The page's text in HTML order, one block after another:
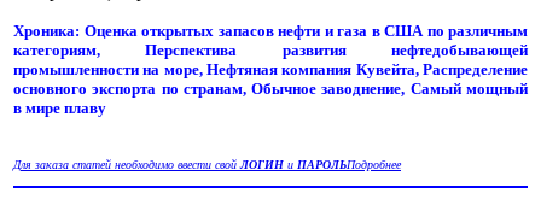
Хроника: Оценка открытых запасов нефти и газа в США по различным
категориям, Перспектива развития нефтедобывающей
промышленности на море, Нефтяная компания Кувейта, Распределение
основного экспорта по странам, Обычное заводнение, Самый мощный
в мире плаву
Для заказа статей необходимо ввести свойЛОГИН и ПАРОЛЬПодробнее